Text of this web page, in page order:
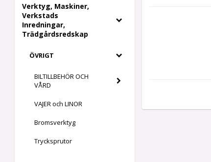
Verktyg, Maskiner,
Verkstads
Inredningar,
Trädgårdsredskap
ÖVRIGT
BILTILLBEHÖR OCH
VÅRD
VAJER och LINOR
Bromsverktyg
Trycksprutor